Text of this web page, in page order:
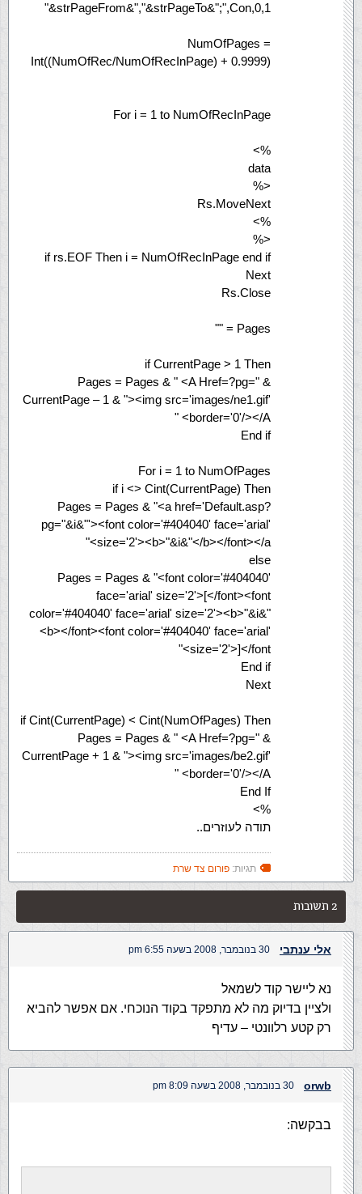
"&strPageFrom&","&strPageTo&";",Con,0,1
NumOfPages =
Int((NumOfRec/NumOfRecInPage) + 0.9999)
For i = 1 to NumOfRecInPage
%>
data
<%
Rs.MoveNext
%>
<%
if rs.EOF Then i = NumOfRecInPage end if
Next
Rs.Close
Pages = ""
if CurrentPage > 1 Then
Pages = Pages & " <A Href=?pg=" &
CurrentPage – 1 & "><img src='images/ne1.gif'
border='0'/></A> "
End if
For i = 1 to NumOfPages
if i <> Cint(CurrentPage) Then
Pages = Pages & "<a href='Default.asp?
pg="&i&"'><font color='#404040' face='arial'
size='2'><b>"&i&"</b></font></a>"
else
Pages = Pages & "<font color='#404040'
face='arial' size='2'>[</font><font
color='#404040' face='arial' size='2'><b>"&i&"
<b></font><font color='#404040' face='arial'
size='2'>]</font>"
End if
Next
if Cint(CurrentPage) < Cint(NumOfPages) Then
Pages = Pages & " <A Href=?pg=" &
CurrentPage + 1 & "><img src='images/be2.gif'
border='0'/></A> "
End If
%>
תודה לעוזרים..
תגיות: פורום צד שרת
2 תשובות
אלי ענתבי 30 בנובמבר, 2008 בשעה 6:55 pm
נא ליישר קוד לשמאל
ולציין בדיוק מה לא מתפקד בקוד הנוכחי. אם אפשר להביא
רק קטע רלוונטי – עדיף
orwb 30 בנובמבר, 2008 בשעה 8:09 pm
בבקשה: